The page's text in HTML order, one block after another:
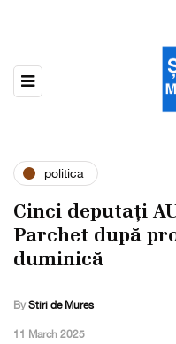
politica
Cinci deputați
Parchet după
duminică
By Stiri de Mures
,11 March 2025